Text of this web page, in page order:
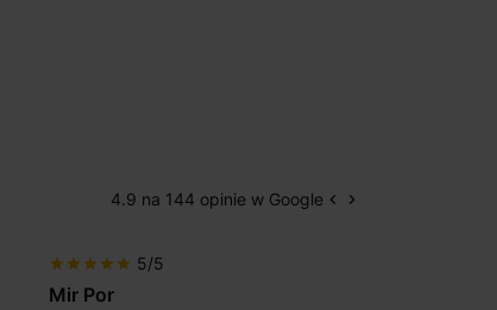
4.9 na 144 opinie w Google Poprzedni
keyboard_arrow_left Następny
keyboard_arrow_right
star star star star star 5/5
Mir Por